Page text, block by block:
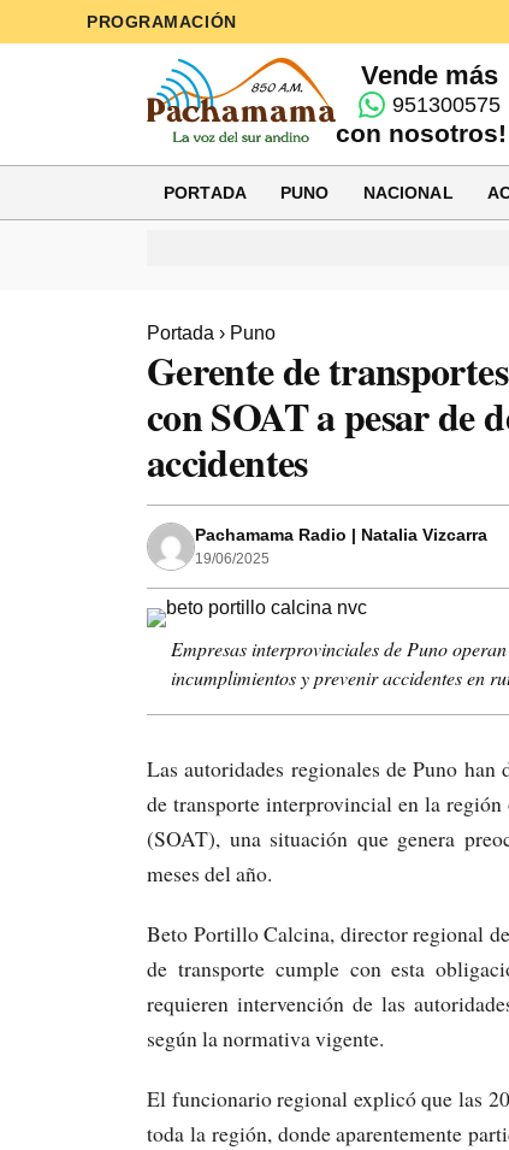
PROGRAMACIÓN
Vende más
951300575
con
PORTADA PUNO NACIONAL
Portada › Puno
Gerente de
con SOAT a pesar de
accidentes
Pachamama Radio | Natalia Vizcarra
19/06/2025
Empresas interprovinciales de Puno
incumplimientos y prevenir accidentes en
Las autoridades regionales de Puno han
de transporte interprovincial en la
(SOAT), una situación que genera
meses del año.
Beto Portillo Calcina, director regional
de transporte cumple con esta
requieren intervención de las
según la normativa vigente.
El funcionario regional explicó que las
toda la región, donde aparentemente